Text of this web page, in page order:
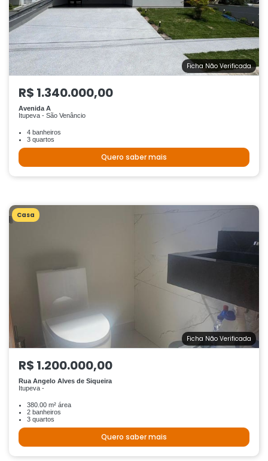
Ficha Não Verificada
R$ 1.340.000,00
Avenida A
Itupeva - São Venâncio
4 banheiros
3 quartos
Quero saber mais
Casa
Ficha Não Verificada
R$ 1.200.000,00
Rua Angelo Alves de Siqueira
Itupeva -
380.00 m² área
2 banheiros
3 quartos
Quero saber mais